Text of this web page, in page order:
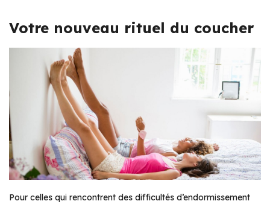
Votre nouveau rituel du coucher
Pour celles qui rencontrent des difficultés d’endormissement